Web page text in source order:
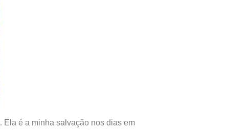
Ela é a minha salvação nos dias em